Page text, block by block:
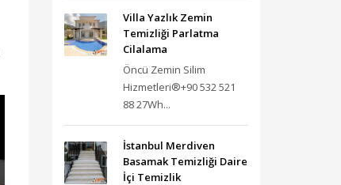
Villa Yazlık Zemin
Temizliği Parlatma
Cilalama
Öncü Zemin Silim
Hizmetleri®+90 532 521
88 27Wh...
İstanbul Merdiven
Basamak Temizliği Daire
İçi Temizlik